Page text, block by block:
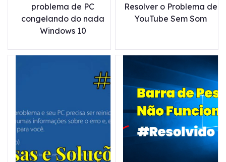
problema de PC
congelando do nada
Windows 10
Resolver o Problema de
YouTube Sem Som